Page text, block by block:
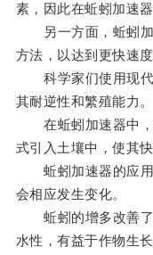
素，因此在蚯蚓加速
另一方面，蚯蚓加
方法，以达到更快速
科学家们使用现代
其耐逆性和繁殖能力。
在蚯蚓加速器中，
式引入土壤中，使其
蚯蚓加速器的应用
会相应发生变化。
蚯蚓的增多改善了
水性，有益于作物生长